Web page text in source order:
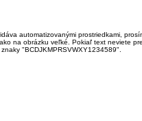
automatizovanými prostriedkami,
na obrázku veľké. Pokiaľ text neviete
"BCDJKMPRSVWXY1234589".